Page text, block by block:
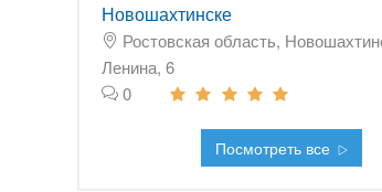
Новошахтинске
Ростовская область,
Ленина, 6
0
Посмотреть все